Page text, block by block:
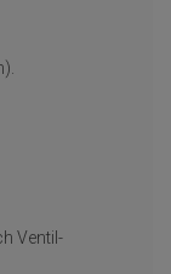
Ventil-